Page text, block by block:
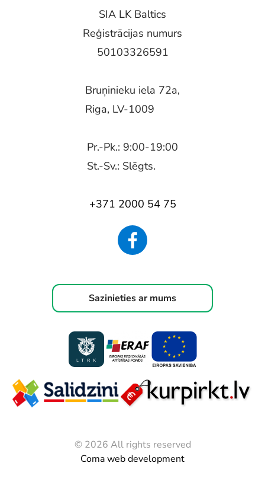
SIA LK Baltics
Reģistrācijas numurs
50103326591
Bruņinieku iela 72a,
Riga, LV-1009
Pr.-Pk.: 9:00-19:00
St.-Sv.: Slēgts.
+371 2000 54 75
Sazinieties ar mums
© 2026 All rights reserved
Coma web development